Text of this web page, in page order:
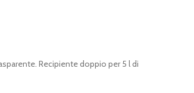
Recipiente doppio per 5 l di